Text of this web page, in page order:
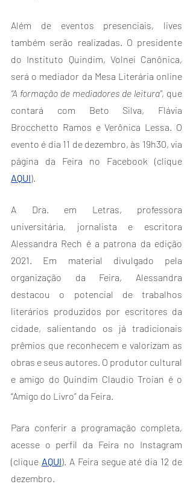
Além de eventos presenciais, lives
também serão realizadas. O presidente
do Instituto Quindim, Volnei Canônica,
“A formação de mediadores de leitura", que
contará com Beto Silva, Flávia
Brocchetto Ramos e Verônica Lessa. O
evento é dia 11 de dezembro, às 19h30, via
AQUI).
A Dra. em Letras, professora
universitária, jornalista e escritora
Alessandra Rech é a patrona da edição
2021. Em material divulgado pela
organização da Feira, Alessandra
destacou o potencial de trabalhos
literários produzidos por escritores da
cidade, salientando os já tradicionais
prêmios que reconhecem e valorizam as
obras e seus autores. O produtor cultural
e amigo do Quindim Claudio Troian é o
“Amigo do Livro” da Feira.
Para conferir a programação completa,
acesse o perfil da Feira no Instagram
(clique AQUI). A Feira segue até dia 12 de
dezembro.